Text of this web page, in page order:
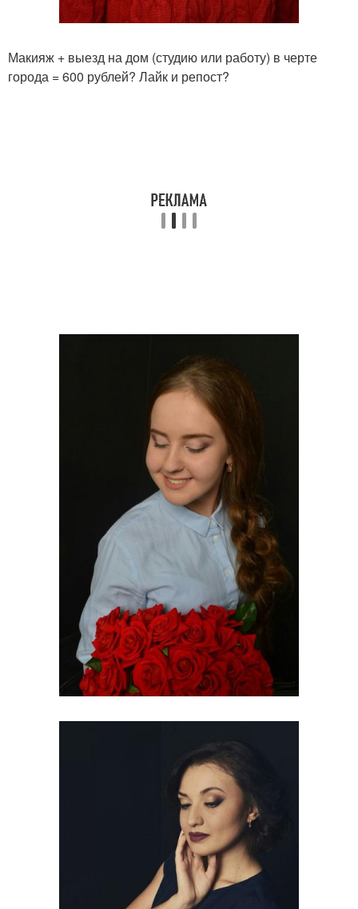
Макияж + выезд на дом (студию или работу) в черте
города = 600 рублей? Лайк и репост?